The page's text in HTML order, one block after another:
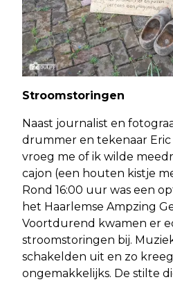
Stroomstoringen
Naast journalist en
drummer en tekenaar
vroeg me of ik wilde
cajon (een houten kistje
Rond 16:00 uur was een
het Haarlemse Ampzing
Voortdurend kwamen er
stroomstoringen bij.
schakelden uit en zo
ongemakkelijks. De stilte